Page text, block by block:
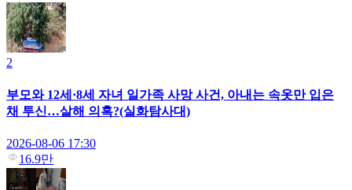
2
부모와 12세·8세 자녀 일가족 사망 사건, 아내는 속옷만 입은
채 투신…살해 의혹?(실화탐사대)
2026-08-06 17:30
16.9만